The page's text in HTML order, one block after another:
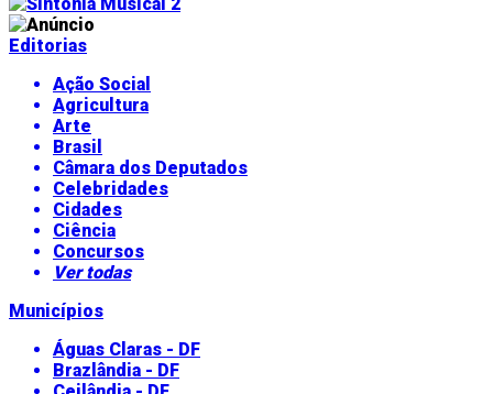
Editorias
Ação Social
Agricultura
Arte
Brasil
Câmara dos Deputados
Celebridades
Cidades
Ciência
Concursos
Ver todas
Municípios
Águas Claras - DF
Brazlândia - DF